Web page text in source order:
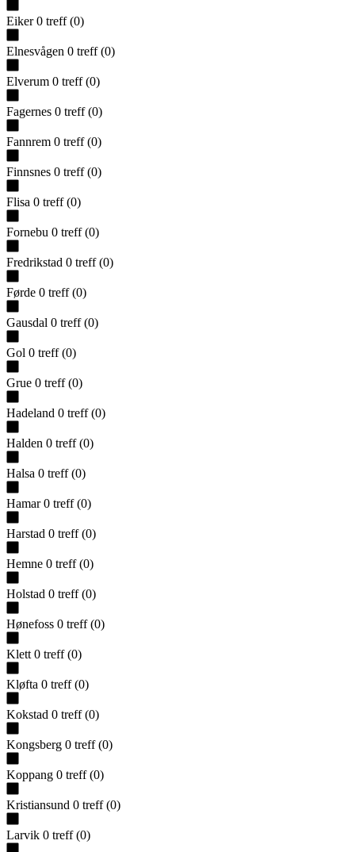
Eiker 0 treff (0)
Elnesvågen 0 treff (0)
Elverum 0 treff (0)
Fagernes 0 treff (0)
Fannrem 0 treff (0)
Finnsnes 0 treff (0)
Flisa 0 treff (0)
Fornebu 0 treff (0)
Fredrikstad 0 treff (0)
Førde 0 treff (0)
Gausdal 0 treff (0)
Gol 0 treff (0)
Grue 0 treff (0)
Hadeland 0 treff (0)
Halden 0 treff (0)
Halsa 0 treff (0)
Hamar 0 treff (0)
Harstad 0 treff (0)
Hemne 0 treff (0)
Holstad 0 treff (0)
Hønefoss 0 treff (0)
Klett 0 treff (0)
Kløfta 0 treff (0)
Kokstad 0 treff (0)
Kongsberg 0 treff (0)
Koppang 0 treff (0)
Kristiansund 0 treff (0)
Larvik 0 treff (0)